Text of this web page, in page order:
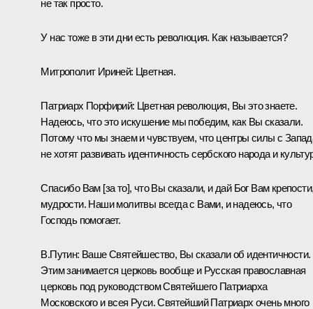
не так просто.
У нас тоже в эти дни есть революция. Как называется?
Митрополит Ириней: Цветная.
Патриарх Порфирий: Цветная революция, Вы это знаете.
Надеюсь, что это искушение мы победим, как Вы сказали.
Потому что мы знаем и чувствуем, что центры силы с
не хотят развивать идентичность сербского народа и
Спасибо Вам [за то], что Вы сказали, и дай Бог Вам
мудрости. Наши молитвы всегда с Вами, и надеюсь, что
Господь помогает.
В.Путин: Ваше Святейшество, Вы сказали об идентичности.
Этим занимается церковь вообще и Русская православная
церковь под руководством Святейшего Патриарха
Московского и всея Руси. Святейший Патриарх очень много